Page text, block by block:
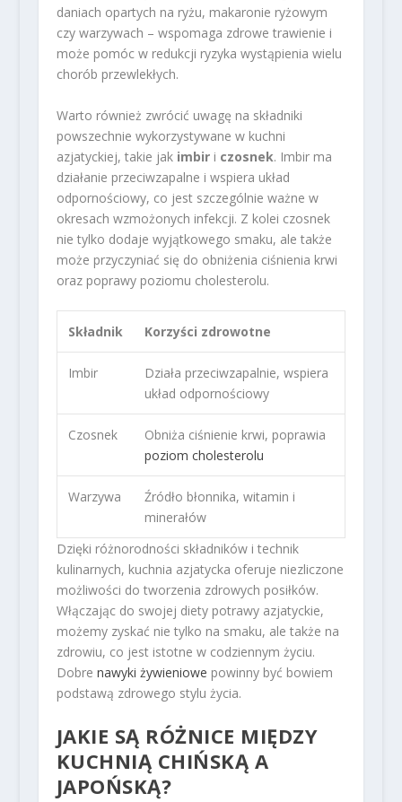
daniach opartych na ryżu, makaronie ryżowym
czy warzywach – wspomaga zdrowe trawienie i
może pomóc w redukcji ryzyka wystąpienia wielu
chorób przewlekłych.
Warto również zwrócić uwagę na składniki
powszechnie wykorzystywane w kuchni
azjatyckiej, takie jak imbiri czosnek. Imbir ma
działanie przeciwzapalne i wspiera układ
odpornościowy, co jest szczególnie ważne w
okresach wzmożonych infekcji. Z kolei czosnek
nie tylko dodaje wyjątkowego smaku, ale także
może przyczyniać się do obniżenia ciśnienia krwi
oraz poprawy poziomu cholesterolu.
Składnik Korzyści zdrowotne
Imbir
Działa przeciwzapalnie, wspiera
układ odpornościowy
Czosnek
Obniża ciśnienie krwi, poprawia
poziom cholesterolu
Warzywa
Źródło błonnika, witamin i
minerałów
Dzięki różnorodności składników i technik
kulinarnych, kuchnia azjatycka oferuje niezliczone
możliwości do tworzenia zdrowych posiłków.
Włączając do swojej diety potrawy azjatyckie,
możemy zyskać nie tylko na smaku, ale także na
zdrowiu, co jest istotne w codziennym życiu.
Dobre nawyki żywieniowe powinny być bowiem
podstawą zdrowego stylu życia.
JAKIE SĄ RÓŻNICE MIĘDZY
KUCHNIĄ CHIŃSKĄ A
JAPOŃSKĄ?